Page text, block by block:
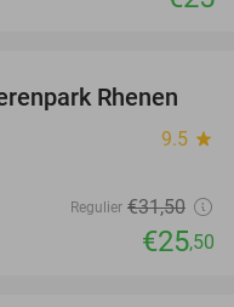
19%
Rhenen
9.5 star
Regulier €31,50
€25,50